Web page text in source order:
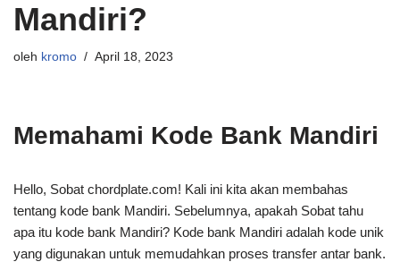
Mandiri?
oleh kromo April 18, 2023
Memahami Kode Bank Mandiri
Hello, Sobat chordplate.com! Kali ini kita akan membahas
tentang kode bank Mandiri. Sebelumnya, apakah Sobat tahu
apa itu kode bank Mandiri? Kode bank Mandiri adalah kode unik
yang digunakan untuk memudahkan proses transfer antar bank.